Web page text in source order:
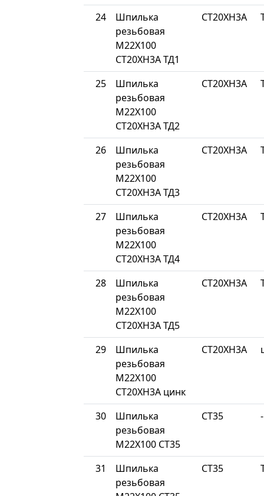
24
Шпилька
резьбовая
М22Х100
СТ20ХН3А ТД1
СТ20ХН3А
25
Шпилька
резьбовая
М22Х100
СТ20ХН3А ТД2
СТ20ХН3А
26
Шпилька
резьбовая
М22Х100
СТ20ХН3А ТД3
СТ20ХН3А
27
Шпилька
резьбовая
М22Х100
СТ20ХН3А ТД4
СТ20ХН3А
28
Шпилька
резьбовая
М22Х100
СТ20ХН3А ТД5
СТ20ХН3А
29
Шпилька
резьбовая
М22Х100
СТ20ХН3А цинк
СТ20ХН3А
30
Шпилька
резьбовая
М22Х100 СТ35
СТ35 -
31
Шпилька
резьбовая
СТ35